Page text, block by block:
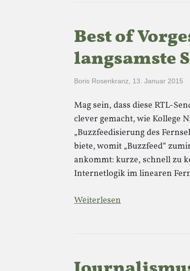
Best of
langsamste
Boris Rosenkranz 13. Januar 2015
Mag sein, dass diese RTL-
clever gemacht, wie Kollege
„Buzzfeedisierung des
biete, womit „Buzzfeed“
ankommt: kurze, schnell zu
Internetlogik im linearen
Weiterlesen